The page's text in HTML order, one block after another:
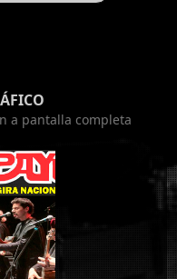
a pantalla completa